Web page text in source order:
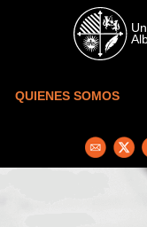
Skip to main content
QUIENES SOMOS